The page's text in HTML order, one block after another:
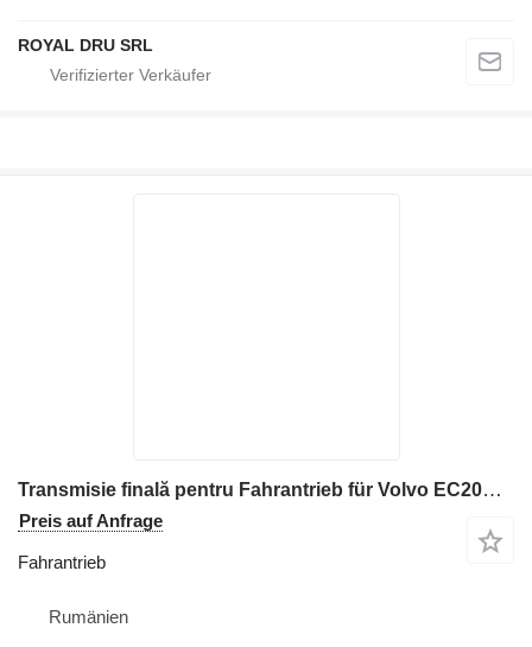
ROYAL DRU SRL
Transmisie finală pentru Fahrantrieb für Volvo EC20BXTV Baumaschinen
Preis auf Anfrage
Fahrantrieb
Rumänien